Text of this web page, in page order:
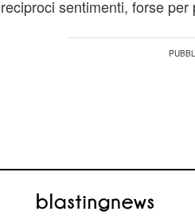
reciproci sentimenti, forse